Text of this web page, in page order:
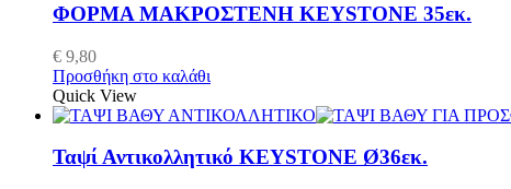
ΦΟΡΜΑ ΜΑΚΡΟΣΤΕΝΗ KEYSTONE 35εκ.
€ 9,80
Προσθήκη στο καλάθι
Quick View
Ταψί Αντικολλητικό KEYSTONE Ø36εκ.